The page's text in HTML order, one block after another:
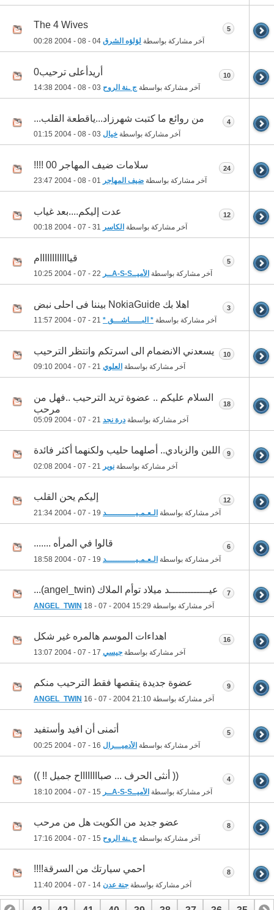
The 4 Wives
آخر مشاركة بواسطة لؤلؤه الشرق 00:28
5
أريدأعلى ترحيب0
آخر مشاركة بواسطة ج ـنة الروح 14:38
10
من روائع ما كتبت شهرزاد...ياقطعة القلب...
آخر مشاركة بواسطة خيال 01:15
4
سلامات ضيف المهاجر 00 !!!!
آخر مشاركة بواسطة ضيف المهاجر 23:47
24
عدت إليكم....بعد غياب
آخر مشاركة بواسطة الكاسر 00:18
12
قياااااااااااام
آخر مشاركة بواسطة الأميــA-S-Sــر 10:25
5
اهلا بك NokiaGuide بيننا فى احلى نبض
آخر مشاركة بواسطة * البـــــاشـــق * 11:57
3
يسعدني الانضمام الى اسرتكم وانتظر الترحيب
آخر مشاركة بواسطة العلوي 09:10
10
السلام عليكم .. عضوة تريد الترحيب ..فهل من
مرحب
آخر مشاركة بواسطةدرة نجد 05:09
18
اللبن والزبادي.. أصلهما حليب ولكنهما أكثر فائدة
آخر مشاركة بواسطة نوير 02:08
9
إليكم يحن القلب
آخر مشاركة بواسطة الـعـمـيــــــــــــد 21:34
12
قالوا في المرأه .......
آخر مشاركة بواسطة الـعـمـيــــــــــــد 18:58
6
عيـــــــــــــد ميلاد توأم الملاك (angel_twin)...
آخر مشاركة بواسطة ANGEL_TWIN 18 - 07 - 2004 15:29
7
اهداءات الموسم هالمره غير شكل
آخر مشاركة بواسطة جيسي 13:07
16
عضوة جديدة ينقصها فقط الترحيب منكم
آخر مشاركة بواسطة ANGEL_TWIN 16 - 07 - 2004 21:10
9
أتمنى أن افيد وأستفيد
آخر مشاركة بواسطة الأدميـــرال 00:25
5
(( أنثى الحرف ... صبااااااااح جميل !! ))
آخر مشاركة بواسطة الأميــA-S-Sــر 18:10
4
عضو جديد من الكويت هل من مرحب
آخر مشاركة بواسطة ج ـنة الروح 17:16
8
احمي سيارتك من السرقة!!!!
آخر مشاركة بواسطة جنة عدن 11:40
8